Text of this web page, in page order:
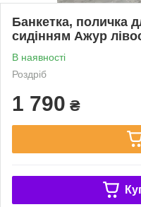
Банкетка, поличка
сидінням Ажур
В наявності
Роздріб
1 790 ₴